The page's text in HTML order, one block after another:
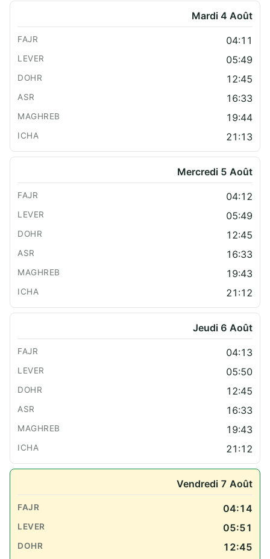
Mardi 4 Août
04:11
05:49
12:45
16:33
19:44
21:13
Mercredi 5 Août
04:12
05:49
12:45
16:33
19:43
21:12
Jeudi 6 Août
04:13
05:50
12:45
16:33
19:43
21:12
Vendredi 7 Août
04:14
05:51
12:45